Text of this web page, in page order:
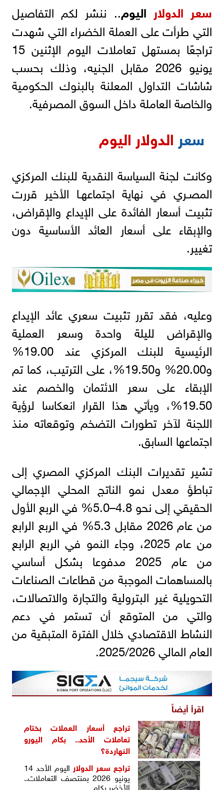
سعر الدولار اليوم.. ننشر لكم التفاصيل
التي طرأت على العملة الخضراء التي شهدت
تراجعًا بمستهل تعاملات اليوم الإثنين 15
يونيو 2026 مقابل الجنيه، وذلك بحسب
شاشات التداول المعلنة بالبنوك الحكومية
والخاصة العاملة داخل السوق المصرفية.
سعر الدولار اليوم
وكانت لجنة السياسة النقدية للبنك المركزي
المصـري في نهاية اجتماعهـا الأخير قررت
تثبيت أسعار الفائدة على الإيداع والإقراض،
والإبقاء على أسعار العائد الأساسية دون
تغيير.
وعليه، فقد تقرر تثبيت سعري عائد الإيداع
والإقراض لليلة واحدة وسعر العملية
الرئيسية للبنك المركزي عند 19.00%
و20.00% و19.50%، على الترتيب، كما تم
الإبقاء على سعر الائتمان والخصم عند
19.50%، ويأتي هذا القرار انعكاسا لرؤية
اللجنة لآخر تطورات التضخم وتوقعاته منذ
اجتماعها السابق.
تشير تقديرات البنك المركزي المصري إلى
تباطؤ معدل نمو الناتج المحلي الإجمالي
الحقيقي إلى نحو 4.8–5.0% في الربع الأول
من عام 2026 مقابل 5.3% في الربع الرابع
من عام 2025، وجاء النمو في الربع الرابع
من عام 2025 مدفوعا بشكل أساسي
بالمساهمات الموجبة من قطاعات الصناعات
التحويلية غير البترولية والتجارة والاتصالات،
والتي من المتوقع أن تستمر في دعم
النشاط الاقتصادي خلال الفترة المتبقية من
العام المالي 2025/2026.
اقرأ أيضاً
تراجع أسعار العملات بختام
تعاملات الأحد.. بكام اليورو
النهاردة؟
تراجع سعر الدولار اليوم الأحد 14
يونيو 2026 بمنتصف التعاملات..
الأخضر بكام